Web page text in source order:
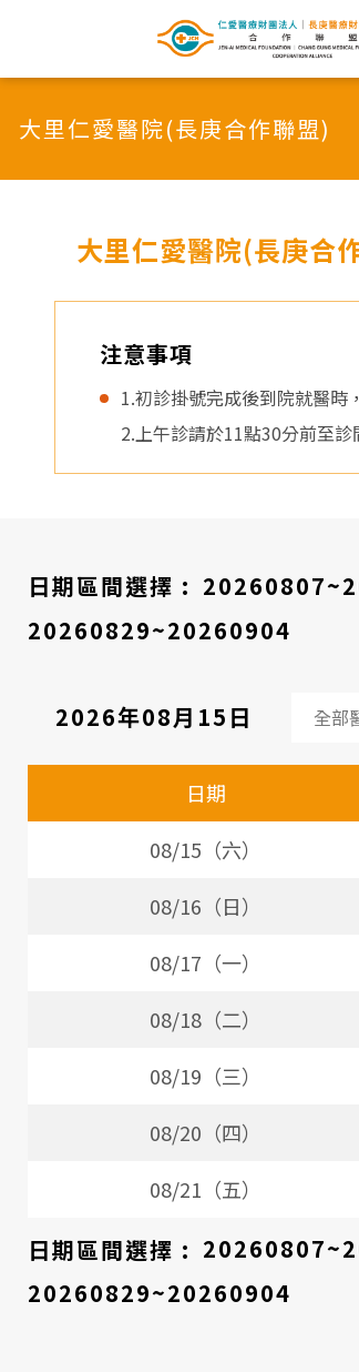
網
路
掛
號
系
統
-
仁
愛
大里仁愛醫院(長庚合作聯盟)
大里仁愛醫院(長庚合
注意事項
1.初診掛號完成後到院就醫時
2.上午診請於11點30分前至
日期區間選擇 :
20260829~20260904
2026年08月15日
診
醫
日期
08/15（六）
08/16（日）
08/17（一）
08/18（二）
08/19（三）
08/20（四）
08/21（五）
日期區間選擇 :
20260829~20260904